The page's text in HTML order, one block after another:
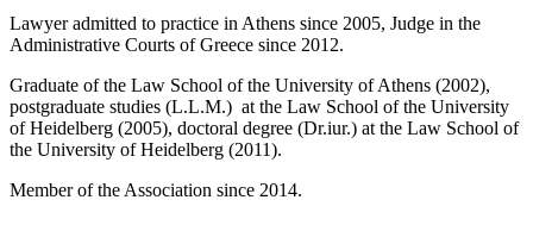
Lawyer admitted to practice in Athens since 2005, Judge in the
Administrative Courts of Greece since 2012.
Graduate of the Law School of the University of Athens (2002),
postgraduate studies (L.L.M.) at the Law School of the University
of Heidelberg (2005), doctoral degree (Dr.iur.) at the Law School of
the University of Heidelberg (2011).
Member of the Association since 2014.